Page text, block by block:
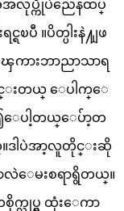
လုပ္ကိုပဲညေနထပ္
ၿပီ ။ပိတ္ပါးနဲ႔ျဖ
ၾကားဘာညာသာရ
ပင္းတယ္ ေပါက္ေ
ေပါ့တယ္ေပ်ာ့တ
ဒါပဲအာ့လူတိုင္းဆို
လဲေမးစရာရွိတယ္။
က္လုပ္မွ ထုံးေကာ